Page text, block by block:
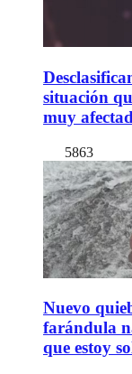
situación
muy
5863
Nuevo
farándula
que estoy